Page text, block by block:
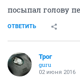
посыпал голову
ОТВЕТИТЬ
Трог
guru
02 июня 2016